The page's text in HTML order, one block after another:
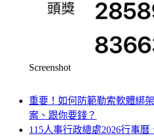
Screenshot
重要！如何防範勒索軟體綁
案、跟你要錢？
115人事行政總處2026行事曆